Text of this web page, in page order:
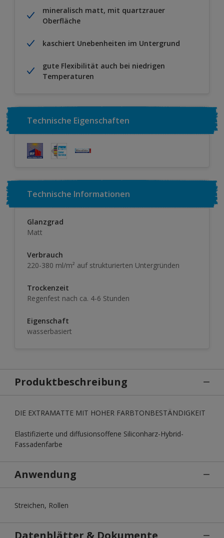
mineralisch matt, mit quartzrauer
Oberfläche
kaschiert Unebenheiten im Untergrund
gute Flexibilität auch bei niedrigen
Temperaturen
Technische Eigenschaften
Technische Informationen
Glanzgrad
Matt
Verbrauch
220-380 ml/m² auf strukturierten Untergründen
Trockenzeit
Regenfest nach ca. 4-6 Stunden
Eigenschaft
wasserbasiert
Produktbeschreibung
DIE EXTRAMATTE MIT HOHER FARBTONBESTÄNDIGKEIT
Elastifizierte und diffusionsoffene Siliconharz-Hybrid-
Fassadenfarbe
Anwendung
Streichen, Rollen
Datenblätter & Dokumente